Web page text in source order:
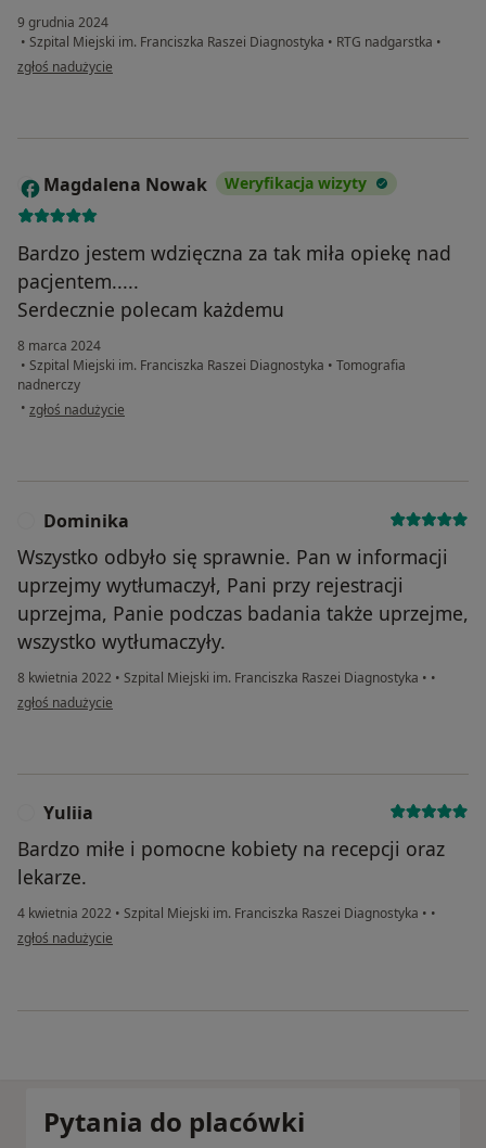
9 grudnia 2024
• Szpital Miejski im. Franciszka Raszei Diagnostyka • RTG nadgarstka •
w opinii użytkownika Mariola T.
zgłoś nadużycie
M Magdalena Nowak Weryfikacja wizyty
Bardzo jestem wdzięczna za tak miła opiekę nad
pacjentem.....
Serdecznie polecam każdemu
8 marca 2024
• Szpital Miejski im. Franciszka Raszei Diagnostyka • Tomografia
nadnerczy
• w opinii użytkownika Magdalena Nowak
zgłoś nadużycie
Dominika
Wszystko odbyło się sprawnie. Pan w informacji
uprzejmy wytłumaczył, Pani przy rejestracji
uprzejma, Panie podczas badania także uprzejme,
wszystko wytłumaczyły.
8 kwietnia 2022 • Szpital Miejski im. Franciszka Raszei Diagnostyka • •
w opinii użytkownika Dominika
zgłoś nadużycie
Yuliia
Bardzo miłe i pomocne kobiety na recepcji oraz
lekarze.
4 kwietnia 2022 • Szpital Miejski im. Franciszka Raszei Diagnostyka • •
w opinii użytkownika Yuliia
zgłoś nadużycie
Pytania do placówki